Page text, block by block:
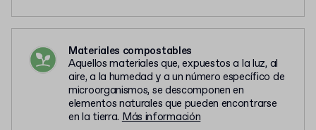
Materiales compostables
Aquellos materiales que, expuestos a la luz, al
aire, a la humedad y a un número específico de
microorganismos, se descomponen en
elementos naturales que pueden encontrarse
en la tierra.Más información